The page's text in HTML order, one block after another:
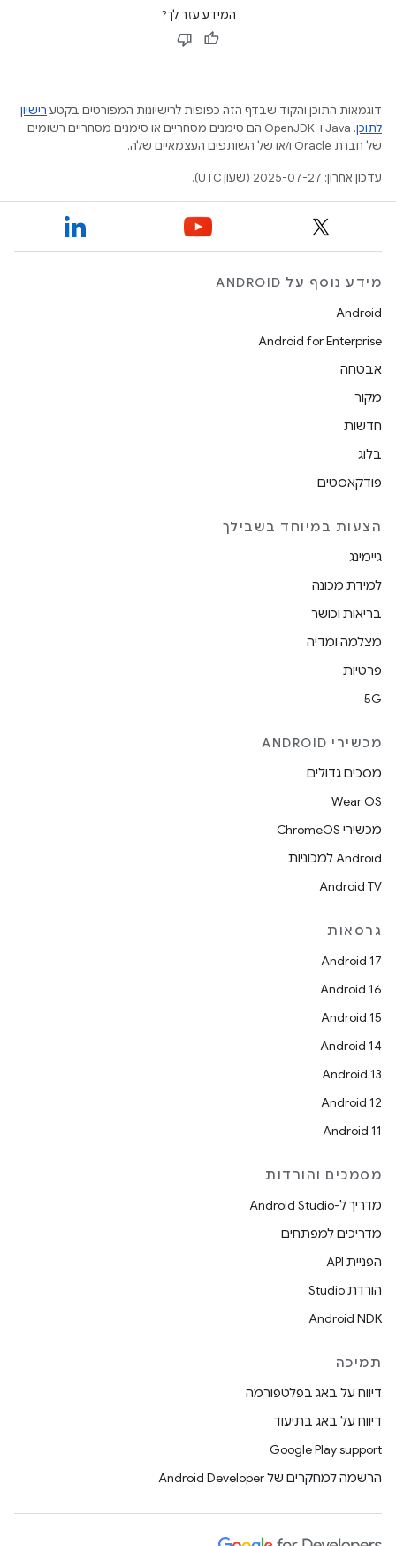
המידע עזר לך?
דוגמאות התוכן והקוד שבדף הזה כפופות לרישיונות המפורטים בקטע רישיון
לתוכן
.‏ Java ו-OpenJDK הם סימנים מסחריים או סימנים מסחריים רשומים
של חברת Oracle ו/או של השותפים העצמאיים שלה.
עדכון אחרון: 2025-07-27 (שעון UTC).
מידע נוסף על ANDROID
Android
Android for Enterprise
אבטחה
מקור
חדשות
בלוג
פודקאסטים
הצעות במיוחד בשבילך
גיימינג
למידת מכונה
בריאות וכושר
מצלמה ומדיה
פרטיות
5G
מכשירי ANDROID
מסכים גדולים
Wear OS
מכשירי ChromeOS
Android למכוניות
Android TV
גרסאות
Android 17
Android 16
Android 15
Android 14
Android 13
Android 12
Android 11
מסמכים והורדות
מדריך ל-Android Studio
מדריכים למפתחים
הפניית API
הורדת Studio
Android NDK
תמיכה
דיווח על באג בפלטפורמה
דיווח על באג בתיעוד
Google Play support
הרשמה למחקרים של Android Developer